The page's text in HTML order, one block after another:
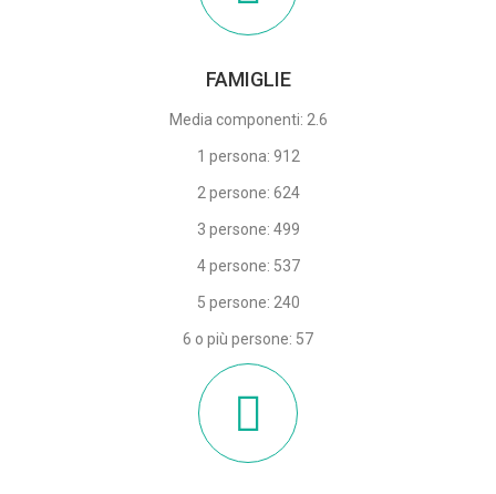
FAMIGLIE
Media componenti: 2.6
1 persona: 912
2 persone: 624
3 persone: 499
4 persone: 537
5 persone: 240
6 o più persone: 57